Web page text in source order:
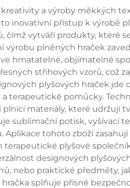
a výroby měkkých
inovativní přístup k výrobě
vytváří produkty, které
plněných hraček
objímatelné
střihových vzorů, což
plyšových hraček jde
terapeutické pomůcky.
materiály, které udržují
sublimační potisk, vyšívací
tohoto zboží
plyšové
designových
nebo praktické předměty,
splňuje přísné